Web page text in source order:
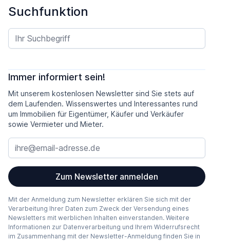
Suchfunktion
Immer informiert sein!
Mit unserem kostenlosen Newsletter sind Sie stets auf
dem Laufenden. Wissenswertes und Interessantes rund
um Immobilien für Eigentümer, Käufer und Verkäufer
sowie Vermieter und Mieter.
Zum Newsletter anmelden
Mit der Anmeldung zum Newsletter erklären Sie sich mit der
Verarbeitung Ihrer Daten zum Zweck der Versendung eines
Newsletters mit werblichen Inhalten einverstanden. Weitere
Informationen zur Datenverarbeitung und Ihrem Widerrufsrecht
im Zusammenhang mit der Newsletter-Anmeldung finden Sie in